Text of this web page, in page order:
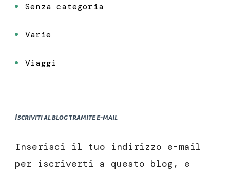
Senza categoria
Varie
Viaggi
Iscriviti al blog tramite e-mail
Inserisci il tuo indirizzo e-mail
per iscriverti a questo blog, e